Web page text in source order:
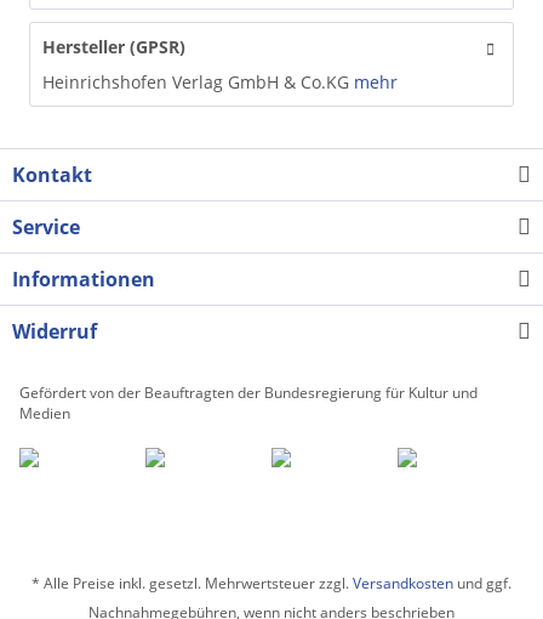
Hersteller (GPSR)
Heinrichshofen Verlag GmbH & Co.KG mehr
Kontakt
Service
Informationen
Widerruf
Gefördert von der Beauftragten der Bundesregierung für Kultur und
Medien
* Alle Preise inkl. gesetzl. Mehrwertsteuer zzgl.Versandkosten und ggf.
Nachnahmegebühren, wenn nicht anders beschrieben